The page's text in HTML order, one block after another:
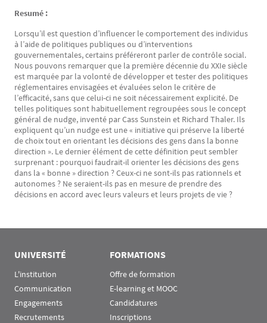
Resumé :
Lorsqu’il est question d’influencer le comportement des individus
à l’aide de politiques publiques ou d’interventions
gouvernementales, certains préféreront parler de contrôle social.
Nous pouvons remarquer que la première décennie du XXIe siècle
est marquée par la volonté de développer et tester des politiques
réglementaires envisagées et évaluées selon le critère de
l’efficacité, sans que celui-ci ne soit nécessairement explicité. De
telles politiques sont habituellement regroupées sous le concept
général de nudge, inventé par Cass Sunstein et Richard Thaler. Ils
expliquent qu’un nudge est une « initiative qui préserve la liberté
de choix tout en orientant les décisions des gens dans la bonne
direction ». Le dernier élément de cette définition peut sembler
surprenant : pourquoi faudrait-il orienter les décisions des gens
dans la « bonne » direction ? Ceux-ci ne sont-ils pas rationnels et
autonomes ? Ne seraient-ils pas en mesure de prendre des
décisions en accord avec leurs valeurs et leurs projets de vie ?
UNIVERSITÉ
L'institution
Communication
Engagements
Recrutements
FORMATIONS
Offre de formation
E-learning et MOOC
Candidatures
Inscriptions